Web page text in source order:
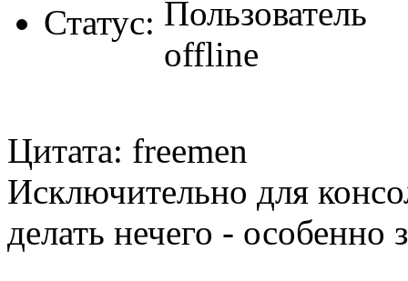
Статус:
Цитата: freemen
Исключительно для
делать нечего - особенно